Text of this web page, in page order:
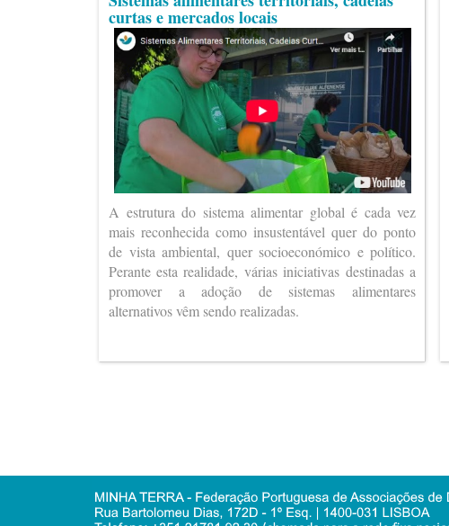
curtas e mercados locais
A estrutura do sistema alimentar global é cada vez
mais reconhecida como insustentável quer do ponto
de vista ambiental, quer socioeconómico e político.
Perante esta realidade, várias iniciativas destinadas a
promover a adoção de sistemas alimentares
alternativos vêm sendo realizadas.